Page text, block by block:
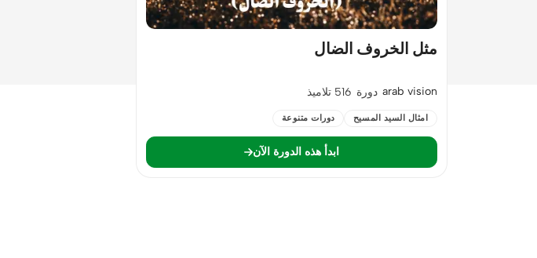
مثل الخروف الضال
arab vision دورة 516 تلاميذ
امثال السيد المسيح دورات متنوعة
ابدأ هذه الدورة الآن